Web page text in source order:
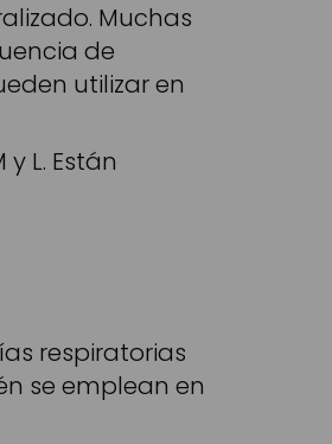
Muchas
de
utilizar en
L. Están
respiratorias
se emplean en